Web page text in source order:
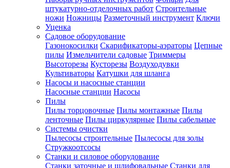
штукатурно-отделочных работ Строительные
ножи Ножницы Разметочный инструмент Ключи
Уценка
Садовое оборудование
Газонокосилки Скарификаторы-аэраторы Цепные
пилы Измельчители садовые Триммеры
Высоторезы Кусторезы Воздуходувки
Культиваторы Катушки для шланга
Насосы и насосные станции
Насосные станции Насосы
Пилы
Пилы торцовочные Пилы монтажные Пилы
ленточные Пилы циркулярные Пилы сабельные
Системы очистки
Пылесосы строительные Пылесосы для золы
Стружкоотсосы
Станки и силовое оборудование
Станки заточные и шлифовальные Станки для